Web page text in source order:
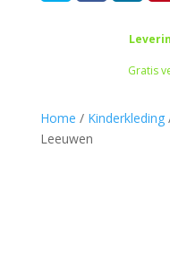
Gratis
Home / Kinderkleding
Leeuwen